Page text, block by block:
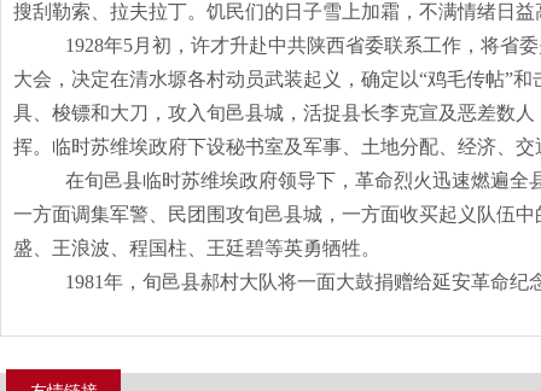
搜刮勒索、拉夫拉丁。饥民们的日子雪上加霜，不满情绪日
1928年5月初，许才升赴中共陕西省委联系工作，将省
大会，决定在清水塬各村动员武装起义，确定以“鸡毛传帖”
具、梭镖和大刀，攻入旬邑县城，活捉县长李克宣及恶差数
挥。临时苏维埃政府下设秘书室及军事、土地分配、经济、
在旬邑县临时苏维埃政府领导下，革命烈火迅速燃遍
一方面调集军警、民团围攻旬邑县城，一方面收买起义队伍中
盛、王浪波、程国柱、王廷碧等英勇牺牲。
1981年，旬邑县郝村大队将一面大鼓捐赠给延安革命